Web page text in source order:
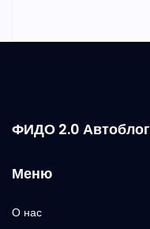
ФИДО 2.0 Автоблог
Меню
О нас